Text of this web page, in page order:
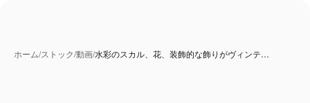
ホーム/ストック/動画/水彩のスカル、花、装飾的な飾りがヴィンテ…